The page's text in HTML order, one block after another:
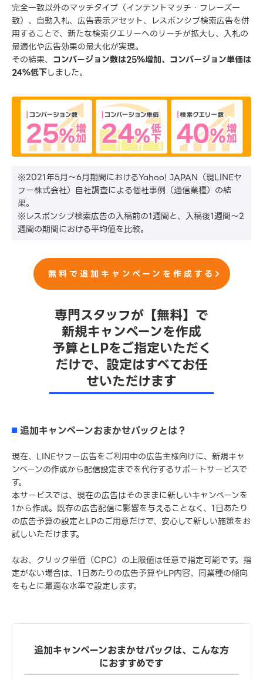
完全一致以外のマッチタイプ（インテントマッチ・フレーズ一
致）、自動入札、広告表示アセット、レスポンシブ検索広告を併
用することで、新たな検索クエリーへのリーチが拡大し、入札の
最適化や広告効果の最大化が実現。
その結果、 コンバージョン数は25％増加、コンバージョン単価は
24％低下しました。
※2021年5月〜6月期間におけるYahoo! JAPAN（現LINEヤ
フー株式会社）自社調査による個社事例（通信業種）の結
果。
※レスポンシブ検索広告の入稿前の1週間と、入稿後1週間〜2
週間の期間における平均値を比較。
無料で追加キャンペーンを作成する
専門スタッフが【無料】で
新規キャンペーンを作成
予算とLPをご指定いただく
だけで、設定はすべてお任
せいただけます
追加キャンペーンおまかせパックとは？
現在、LINEヤフー広告をご利用中の広告主様向けに、新規キャ
ンペーンの作成から配信設定までを代行するサポートサービスで
す。
本サービスでは、現在の広告はそのままに新しいキャンペーンを
1から作成。既存の広告配信に影響を与えることなく、1日あたり
の広告予算の設定とLPのご用意だけで、安心して新しい施策をお
試しいただけます。
なお、クリック単価（CPC）の上限値は任意で指定可能です。指
定がない場合は、1日あたりの広告予算やLP内容、同業種の傾向
をもとに最適な水準で設定します。
追加キャンペーンおまかせパックは、こんな方
におすすめです